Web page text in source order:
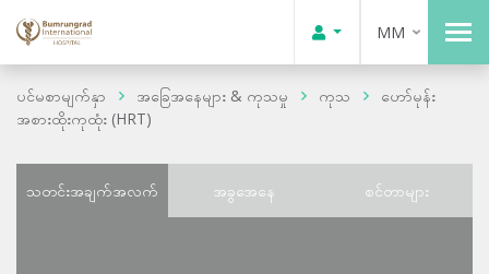
MM
ပင်မစာမျက်နှာ အခြေအနေများ & ကုသမှု ကုသ
ဟော်မုန်း
အစားထိုးကုထုံး (HRT)
သတင်းအချက်အလက် အခွအေနေ စင်တာများ